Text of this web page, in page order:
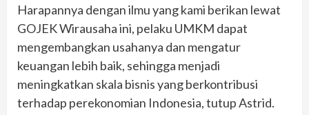
Harapannya dengan ilmu yang kami berikan lewat
GOJEK Wirausaha ini, pelaku UMKM dapat
mengembangkan usahanya dan mengatur
keuangan lebih baik, sehingga menjadi
meningkatkan skala bisnis yang berkontribusi
terhadap perekonomian Indonesia, tutup Astrid.